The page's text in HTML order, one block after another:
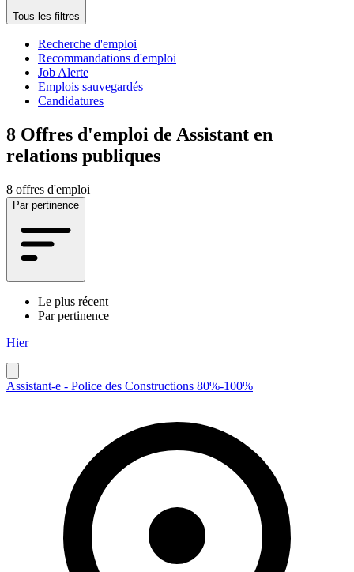
Tous les filtres
Recherche d'emploi
Recommandations d'emploi
Job Alerte
Emplois sauvegardés
Candidatures
8 Offres d'emploi de Assistant en
relations publiques
8 offres d'emploi
Par pertinence
Le plus récent
Par pertinence
Hier
Assistant-e - Police des Constructions 80%-100%